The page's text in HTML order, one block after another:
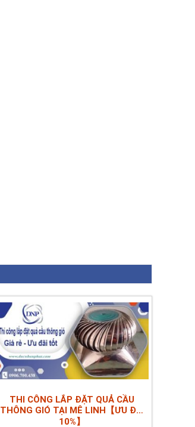
THI CÔNG LẮP ĐẶT QUẢ CẦU
THÔNG GIÓ TẠI MÊ LINH【ƯU ĐÃI
10%】